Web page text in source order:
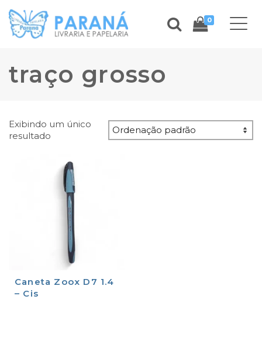
0
traço grosso
Exibindo um único
resultado
Caneta Zoox D7 1.4
– Cis